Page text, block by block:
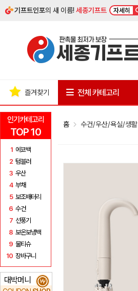
기프트인포의 새 이름!세종기프트 자세히
인기카테고리
TOP 10
1 에코백
2 텀블러
3 우산
4 부채
5 보조배터리
6 수건
7 선풍기
8 보온보냉백
9 물티슈
10 장바구니
대박머니 ₩
즐겨찾기 전체 카테고리
홈 수건/우산/욕실/생활